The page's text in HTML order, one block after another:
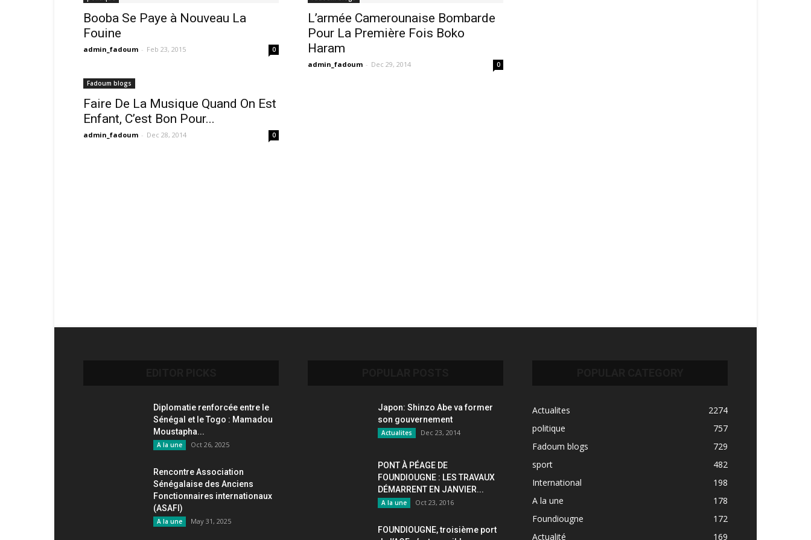
Booba Se Paye à Nouveau La
Fouine
admin_fadoum - Feb 23, 2015 0
L’armée Camerounaise Bombarde
Pour La Première Fois Boko
Haram
admin_fadoum - Dec 29, 2014 0
Fadoum blogs
Faire De La Musique Quand On Est
Enfant, C’est Bon Pour...
admin_fadoum - Dec 28, 2014 0
Diplomatie renforcée entre le
Sénégal et le Togo : Mamadou
Moustapha...
A la une Oct 26, 2025
Rencontre Association
Sénégalaise des Anciens
Fonctionnaires internationaux
(ASAFI)
A la une May 31, 2025
Japon: Shinzo Abe va former
son gouvernement
Actualites Dec 23, 2014
PONT À PÉAGE DE
FOUNDIOUGNE : LES TRAVAUX
DÉMARRENT EN JANVIER...
A la une Oct 23, 2016
FOUNDIOUGNE, troisième port
Actualites
2274
politique
757
Fadoum blogs
729
sport
482
International
198
A la une
178
Foundiougne
172
Actualité
169